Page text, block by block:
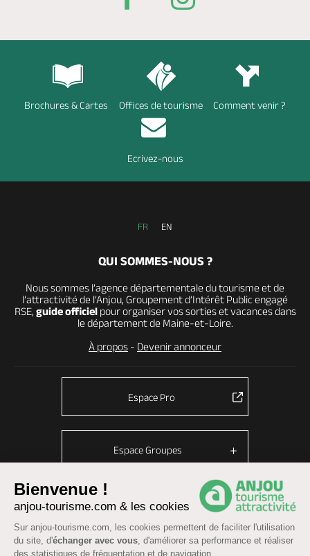
Bienvenue !
anjou-tourisme.com & les cookies
Sur anjou-tourisme.com, les cookies permettent de faciliter l'utilisation
du site, d'échanger avec vous, d'améliorer sa performance et réaliser
des statistiques de fréquentation et de navigation.
Brochures & Cartes Offices de tourisme Comment venir ?
Ecrivez-nous
FR EN
QUI SOMMES-NOUS ?
Nous sommes l’agence départementale du tourisme et de
l’attractivité de l’Anjou, Groupement d’Intérêt Public engagé
RSE, guide officielpour organiser vos sorties et vacances dans
le département de Maine-et-Loire.
À propos - Devenir annonceur
Espace Pro
Espace Groupes
© Anjou tourisme 2026 -Plan du site-Fonctionnement du site
Mentions légales Données personnelles
Cookies
CGU Réservation-Accessibilité : partiellement conforme